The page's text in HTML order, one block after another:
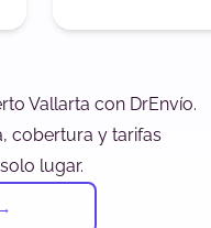
Vallarta con DrEnvío.
cobertura y tarifas
lugar.